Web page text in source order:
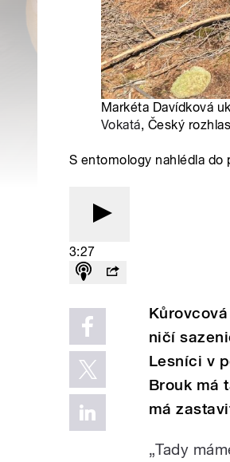
Markéta Davídková
Vokatá, Český rozhlas
S entomology nahlédla do
3:27
ničí
Lesníci v
Brouk má
má
„Tady